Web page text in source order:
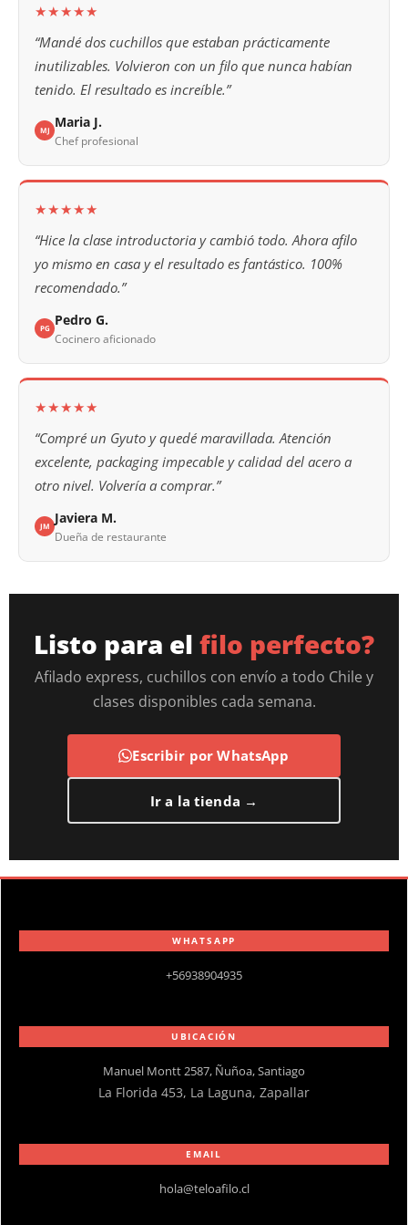
★★★★★
“Mandé dos cuchillos que estaban prácticamente
inutilizables. Volvieron con un filo que nunca habían
tenido. El resultado es increíble.”
MJ Maria J.
Chef profesional
★★★★★
“Hice la clase introductoria y cambió todo. Ahora afilo
yo mismo en casa y el resultado es fantástico. 100%
recomendado.”
PG Pedro G.
Cocinero aficionado
★★★★★
“Compré un Gyuto y quedé maravillada. Atención
excelente, packaging impecable y calidad del acero a
otro nivel. Volvería a comprar.”
JM Javiera M.
Dueña de restaurante
Listo para el filo perfecto?
Afilado express, cuchillos con envío a todo Chile y
clases disponibles cada semana.
Escribir por WhatsApp
Ir a la tienda →
WHATSAPP
+56938904935
UBICACIÓN
Manuel Montt 2587, Ñuñoa, Santiago
La Florida 453, La Laguna, Zapallar
EMAIL
hola@teloafilo.cl